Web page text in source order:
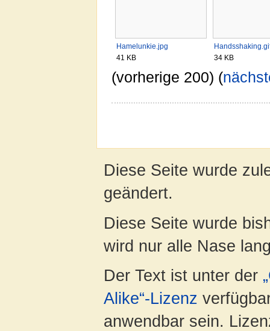
Hamelunkie.jpg
41 KB
34 KB
(vorherige 200) (
Diese Seite wurde
geändert.
Diese Seite wurde
wird nur alle Nase
Der Text ist unter der
Alike“-Lizenz
anwendbar sein.